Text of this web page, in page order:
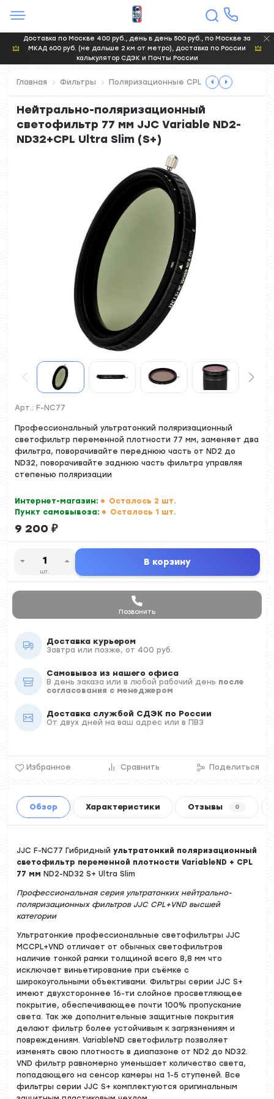
Доставка по Москве 400 руб., день в день 500 руб., по Москве за
МКАД 600 руб. (не дальше 2 км от метро), доставка по России
калькулятор СДЭК и Почты России
Главная Фильтры Поляризационные CPL
Нейтрально-поляризационный
светофильтр 77 мм JJC Variable ND2-
ND32+CPL Ultra Slim (S+)
Арт.: F-NC77
Профессиональный ультратонкий поляризационный
светофильтр переменной плотности 77 мм, заменяет два
фильтра, поворачивайте переднюю часть от ND2 до
ND32, поворачивайте заднюю часть фильтра управляя
степенью поляризации
Интернет-магазин:
Осталось 2 шт.
Пункт самовывоза:
Осталось 1 шт.
9 200 ₽
шт.
В корзину
Позвонить
Доставка курьером
Завтра или позже, от 400 руб.
Самовывоз из нашего офиса
В день заказа или в любой рабочий день после
согласования с менеджером
Доставка службой СДЭК по России
От двух дней на ваш адрес или в ПВЗ
Избранное Сравнить Поделиться
Обзор Характеристики Отзывы 0
JJC F-NC77 Гибридныйультратонкий поляризационный
светофильтр переменной плотности VariableND + CPL
77 мм ND2-ND32 S+ Ultra Slim
Профессиональная серия ультратонких нейтрально-
поляризационных фильтров JJC CPL+VND высшей
категории
Ультратонкие профессиональные светофильтры JJC
MCCPL+VND отличает от обычных светофильтров
наличие тонкой рамки толщиной всего 8,8 мм что
исключает виньетирование при съёмке с
широкоугольными объективами. Фильтры серии JJC S+
имеют двухстороннее 16-ти слойное просветляющее
покрытие, обеспечивающее почти 100% пропускание
света. Так же дополнительные защитные покрытия
делают фильтр более устойчивым к загрязнениям и
повреждениям. VariableND светофильтр позволяет
изменять свою плотность в диапазоне от ND2 до ND32.
VND фильтр равномерно уменьшает количество света,
попадающего на сенсор камеры на 1-5 ступеней. Все
фильтры серии JJC S+ комплектуются оригинальным